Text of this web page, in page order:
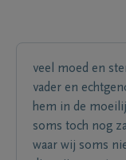
veel moed en
vader en
hem in de
soms toch nog
waar wij soms